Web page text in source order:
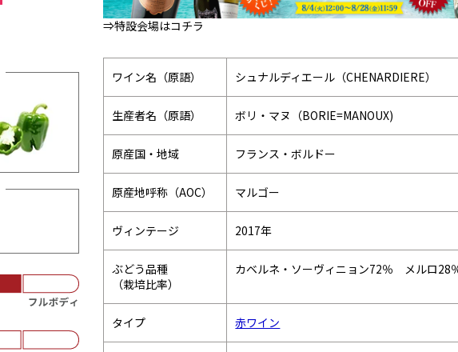
⇒特設会場はコチラ
ワイン名（原語） シュナルディエール（CHENARDIERE）
生産者名（原語） ボリ・マヌ（BORIE=MANOUX)
原産国・地域 フランス・ボルドー
原産地呼称（AOC） マルゴー
ヴィンテージ 2017年
ぶどう品種
（栽培比率）
カベルネ・ソーヴィニョン72％ メルロ28
タイプ 赤ワイン